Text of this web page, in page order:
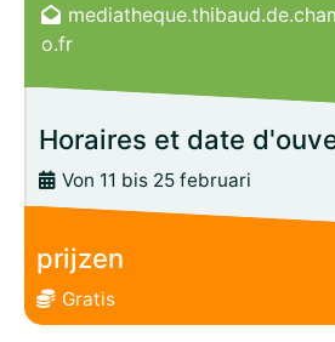
o.fr
Horaires et date
Von 11 bis 25 februari
prijzen
Gratis